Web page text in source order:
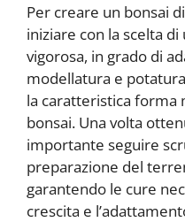
Per creare un bonsai
iniziare con la scelta
vigorosa, in grado di
modellatura e
la caratteristica forma
bonsai. Una volta
importante seguire
preparazione del
garantendo le cure
crescita e